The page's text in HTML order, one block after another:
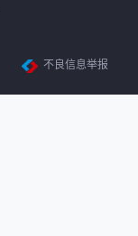
不良信息举报